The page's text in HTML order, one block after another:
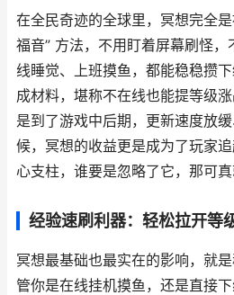
在全民奇迹的全球里，冥想完全
福音” 方法，不用盯着屏幕刷怪
线睡觉、上班摸鱼，都能稳稳攒
成材料，堪称不在线也能提等级
是到了游戏中后期，更新速度放
候，冥想的收益更是成为了玩家
心支柱，谁要是忽略了它，那可真
经验速刷利器：轻松拉开等
冥想最基础也最实在的影响，就
管你是在线挂机摸鱼，还是直接